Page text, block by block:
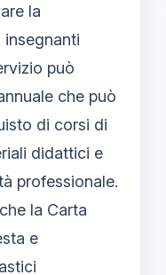
la
può
che può
di corsi di
didattici e
professionale.
la Carta
e